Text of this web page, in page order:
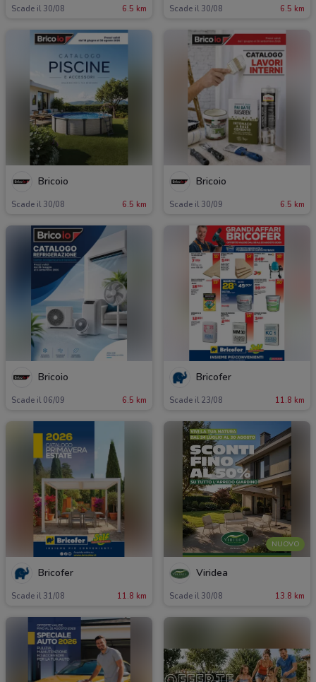
Scade il 30/08 6.5 km Scade il 30/08 6.5 km
Bricoio
Scade il 30/08 6.5 km
Bricoio
Scade il 30/09 6.5 km
Bricoio
Scade il 06/09 6.5 km
Bricofer
Scade il 23/08 11.8 km
Bricofer
Scade il 31/08 11.8 km
NUOVO
Viridea
Scade il 30/08 13.8 km